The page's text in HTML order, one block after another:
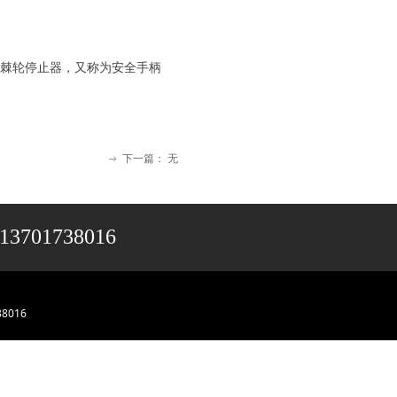
轮停止器，又称为安全手柄
ꁹ 下一篇： 无
13701738016